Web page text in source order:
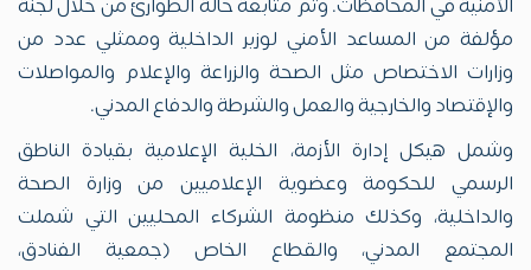
الأمنية في المحافظات. وتم متابعة حالة الطوارئ من خلال لجنة
مؤلفة من المساعد الأمني لوزير الداخلية وممثلي عدد من
وزارات الاختصاص مثل الصحة والزراعة والإعلام والمواصلات
والإقتصاد والخارجية والعمل والشرطة والدفاع المدني.
وشمل هيكل إدارة الأزمة، الخلية الإعلامية بقيادة الناطق
الرسمي للحكومة وعضوية الإعلاميين من وزارة الصحة
والداخلية، وكذلك منظومة الشركاء المحليين التي شملت
المجتمع المدني، والقطاع الخاص (جمعية الفنادق،